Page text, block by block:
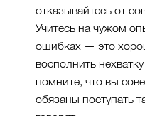
отказывайтесь от
Учитесь на чужом
ошибках — это
восполнить
помните, что вы
обязаны поступать